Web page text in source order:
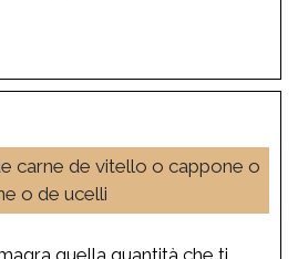
carne de vitello o cappone o
o de ucelli
quella quantità che ti